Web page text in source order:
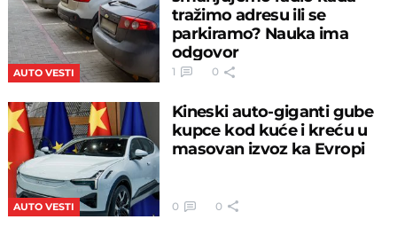
AUTO VESTI
tražimo adresu ili se
parkiramo? Nauka ima
odgovor
1 0
AUTO VESTI
Kineski auto-giganti gube
kupce kod kuće i kreću u
masovan izvoz ka Evropi
0 0